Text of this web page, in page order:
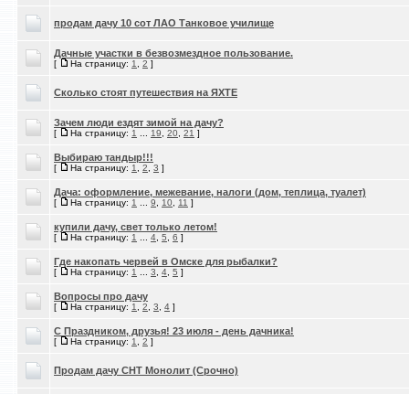
продам дачу 10 сот ЛАО Танковое училище
Дачные участки в безвозмездное пользование.
[ На страницу: 1 2 ]
Сколько стоят путешествия на ЯХТЕ
Зачем люди ездят зимой на дачу?
[ На страницу: 1 19 20 21 ]
Выбираю тандыр!!!
[ На страницу: 1 2 3 ]
Дача: оформление, межевание, налоги (дом, теплица, туалет)
[ На страницу: 1 9 10 11 ]
купили дачу, свет только летом!
[ На страницу: 1 4 5 6 ]
Где накопать червей в Омске для рыбалки?
[ На страницу: 1 3 4 5 ]
Вопросы про дачу
[ На страницу: 1 2 3 4 ]
С Праздником, друзья! 23 июля - день дачника!
[ На страницу: 1 2 ]
Продам дачу СНТ Монолит (Срочно)